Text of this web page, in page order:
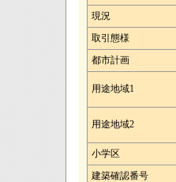
現況
取引態様
都市計画
用途地域1
用途地域2
小学区
建築確認番号